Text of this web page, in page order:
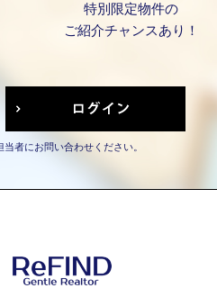
特別限定物件の
ご紹介チャンスあり！
者にお問い合わせください。